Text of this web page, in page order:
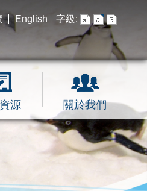
English
字級:
源 關於我們